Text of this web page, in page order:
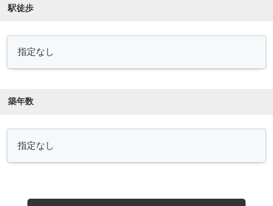
駅徒歩
築年数